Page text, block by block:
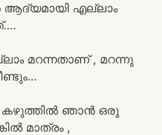
എല്ലാം
മറന്നതാണ് , മറന്നു
കഴുത്തിൽ ഞാൻ ഒരു
മാത്രം ,